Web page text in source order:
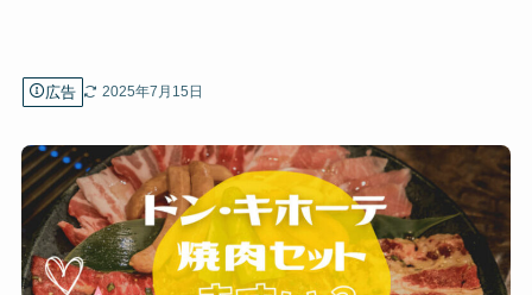
広告 2025年7月15日